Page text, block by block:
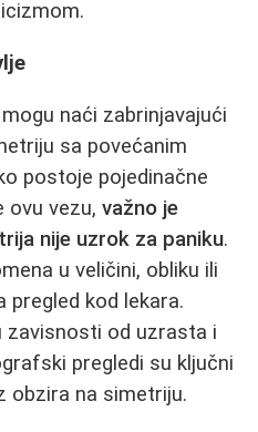
naći zabrinjavajući
sa povećanim
postoje pojedinačne
ovu vezu, važno je
nije uzrok za paniku.
u veličini, obliku ili
kod lekara.
zavisnosti od uzrasta i
pregledi su ključni
obzira na simetriju.